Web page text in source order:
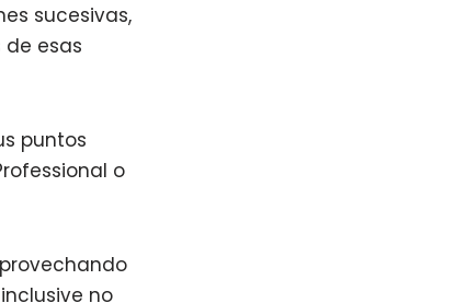
sucesivas,
esas
puntos
o
no